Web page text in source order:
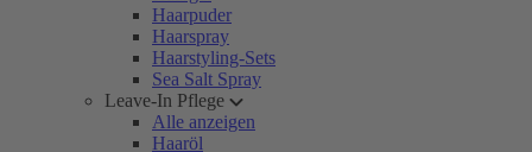
Haarpuder
Haarspray
Haarstyling-Sets
Sea Salt Spray
Leave-In Pflege
Alle anzeigen
Haaröl